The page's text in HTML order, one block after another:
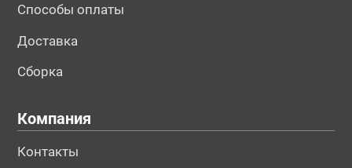
Способы оплаты
Доставка
Сборка
Компания
Контакты